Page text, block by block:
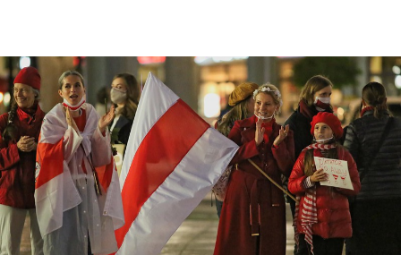
© Presseservice Rathenow